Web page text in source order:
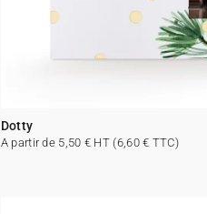
Dotty
A partir de 5,50 € HT (6,60 € TTC)